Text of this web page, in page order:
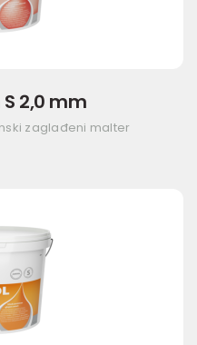
2,0 mm
zaglađeni malter